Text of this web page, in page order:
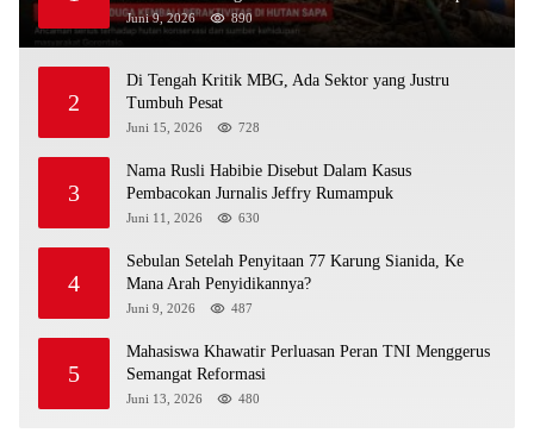
Juni 9, 2026 890
2
Di Tengah Kritik MBG, Ada Sektor yang Justru
Tumbuh Pesat
Juni 15, 2026 728
3
Nama Rusli Habibie Disebut Dalam Kasus
Pembacokan Jurnalis Jeffry Rumampuk
Juni 11, 2026 630
4
Sebulan Setelah Penyitaan 77 Karung Sianida, Ke
Mana Arah Penyidikannya?
Juni 9, 2026 487
5
Mahasiswa Khawatir Perluasan Peran TNI Menggerus
Semangat Reformasi
Juni 13, 2026 480